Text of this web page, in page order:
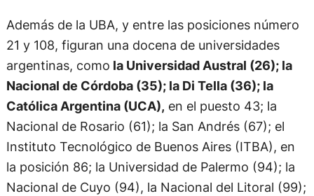
Además de la UBA, y entre las posiciones número
21 y 108, figuran una docena de universidades
argentinas, como la Universidad Austral (26); la
Nacional de Córdoba (35); la Di Tella (36); la
Católica Argentina (UCA), en el puesto 43; la
Nacional de Rosario (61); la San Andrés (67); el
Instituto Tecnológico de Buenos Aires (ITBA), en
la posición 86; la Universidad de Palermo (94); la
Nacional de Cuyo (94), la Nacional del Litoral (99);